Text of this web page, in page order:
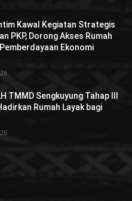
Kawal Kegiatan Strategis
PKP, Dorong Akses Rumah
Ekonomi
TMMD Sengkuyung Tahap III
Rumah Layak bagi